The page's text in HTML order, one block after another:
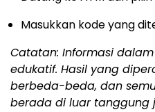
Masukkan kode yang
Catatan: Informasi
edukatif. Hasil yang
berbeda-beda, dan
berada di luar tanggung